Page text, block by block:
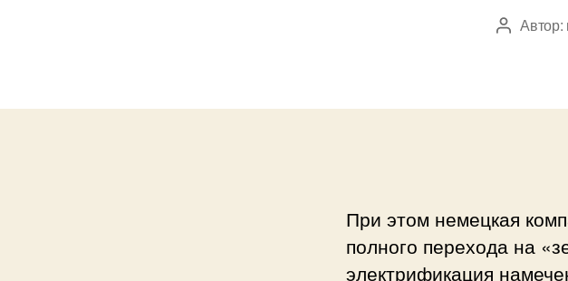
Автор
Автор:
При этом немецкая
полного перехода на
электрификация